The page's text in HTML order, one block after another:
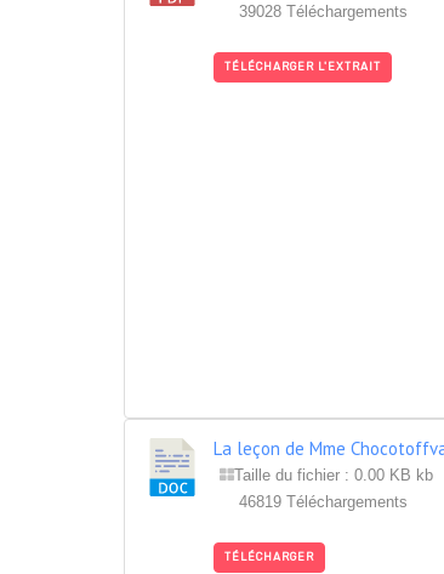
39028 Téléchargements
TÉLÉCHARGER L'EXTRAIT
La leçon de Mme
Taille du fichier : 0.00 KB kb
46819 Téléchargements
TÉLÉCHARGER